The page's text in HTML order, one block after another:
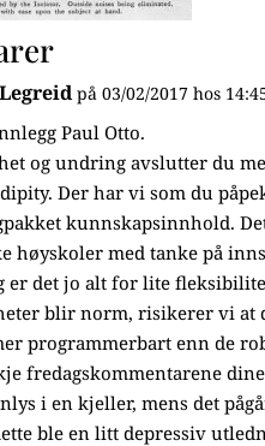
på 03/02/2017 hos
Paul Otto.
og undring avslutter du
Der har vi som du
kunnskapsinnhold.
høyskoler med tanke på
er det jo alt for lite
blir norm, risikerer vi at
programmerbart enn de
fredagskommentarene
i en kjeller, mens det
ble en litt depressiv